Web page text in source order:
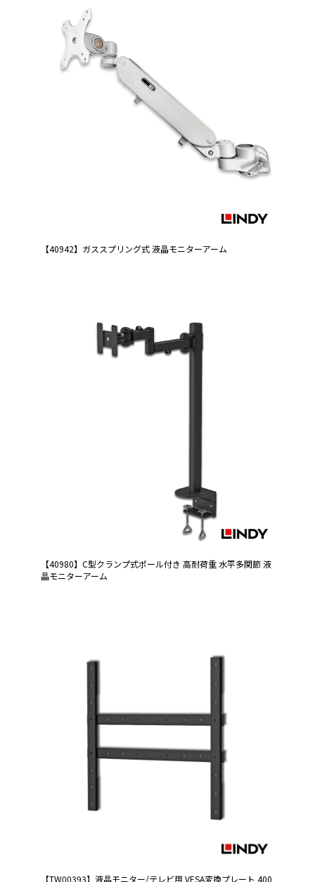
【40942】ガススプリング式 液晶モニターアーム
【40980】C型クランプ式ポール付き 高耐荷重 水平多関節 液
晶モニターアーム
【TW00393】液晶モニター/テレビ用 VESA変換プレート 400